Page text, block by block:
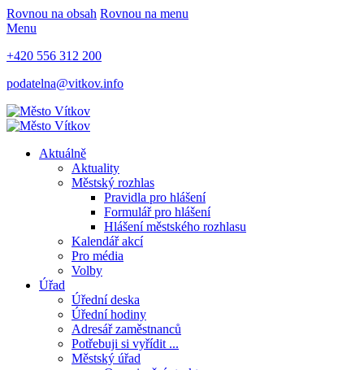
Rovnou na obsah Rovnou na menu
Menu
+420 556 312 200
podatelna@vitkov.info
Aktuálně
Aktuality
Městský rozhlas
Pravidla pro hlášení
Formulář pro hlášení
Hlášení městského rozhlasu
Kalendář akcí
Pro média
Volby
Úřad
Úřední deska
Úřední hodiny
Adresář zaměstnanců
Potřebuji si vyřídit ...
Městský úřad